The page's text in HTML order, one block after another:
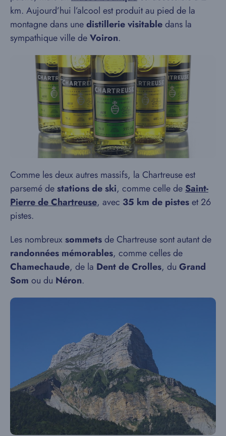
km. Aujourd’hui l’alcool est produit au pied de la
montagne dans unedistillerie visitabledans la
sympathique ville deVoiron.
Comme les deux autres massifs, la Chartreuse est
parsemé destations de ski, comme celle de Saint-
Pierre de Chartreuse, avec 35 km de pisteset 26
pistes.
Les nombreuxsommetsde Chartreuse sont autant de
randonnées mémorables, comme celles de
Chamechaude, de la Dent de Crolles, du Grand
Som ou du Néron.